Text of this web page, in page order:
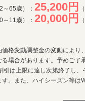
～65歳）： 25,200円
～11歳）： 20,000円
格変動調整金の変動により
る場合があります。予めご了
引は上限に達し次第終了し、
す。また、ハイシーズン等は